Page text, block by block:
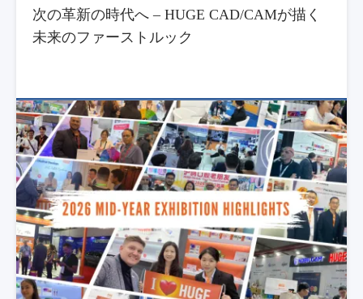
次の革新の時代へ – HUGE CAD/CAMが描く
未来のファーストルック